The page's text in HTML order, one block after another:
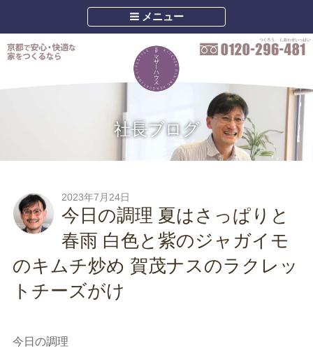
メニュー
社長ブログ
2023年7月24日
今日の調理 夏はさっぱりと
春雨 白色と紫のジャガイモ
のキムチ炒め 賀茂ナスのラクレッ
トチーズがけ
今日の調理